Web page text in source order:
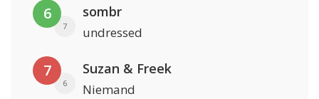
6
7
sombr
undressed
7
6
Suzan & Freek
Niemand